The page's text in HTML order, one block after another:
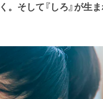
く。そして『しろ』が生ま